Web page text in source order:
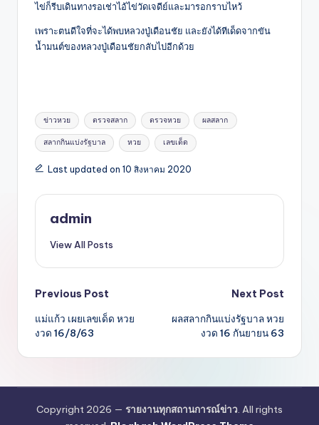
ไข่ก็รีบเดินทางรอเช่าไอ้ไข่วัดเจดีย์และมารอกราบไหว้
เพราะตนดีใจที่จะได้พบหลวงปู่เดือนชัย และยังได้ทีเด็ดจากขัน
น้ำมนต์ของหลวงปู่เดือนชัยกลับไปอีกด้วย
Tags:
ข่าวหวย ตรวจสลาก ตรวจหวย ผลสลาก
สลากกินแบ่งรัฐบาล หวย เลขเด็ด
Last updated on 10 สิงหาคม 2020
admin
View All Posts
Post
navigation
Previous Post
แม่แก้ว เผยเลขเด็ด หวย
งวด 16/8/63
Next Post
ผลสลากกินแบ่งรัฐบาล หวย
งวด 16 กันยายน 63
Copyright 2026 — รายงานทุกสถานการณ์ข่าว. All rights